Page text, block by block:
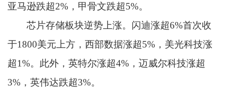
亚马逊跌超2%，甲骨文跌超5%。
芯片存储板块逆势上涨。闪迪涨超6%首次收
于1800美元上方，西部数据涨超5%，美光科技涨
超1%。此外，英特尔涨超4%，迈威尔科技涨超
3%，英伟达跌超3%。